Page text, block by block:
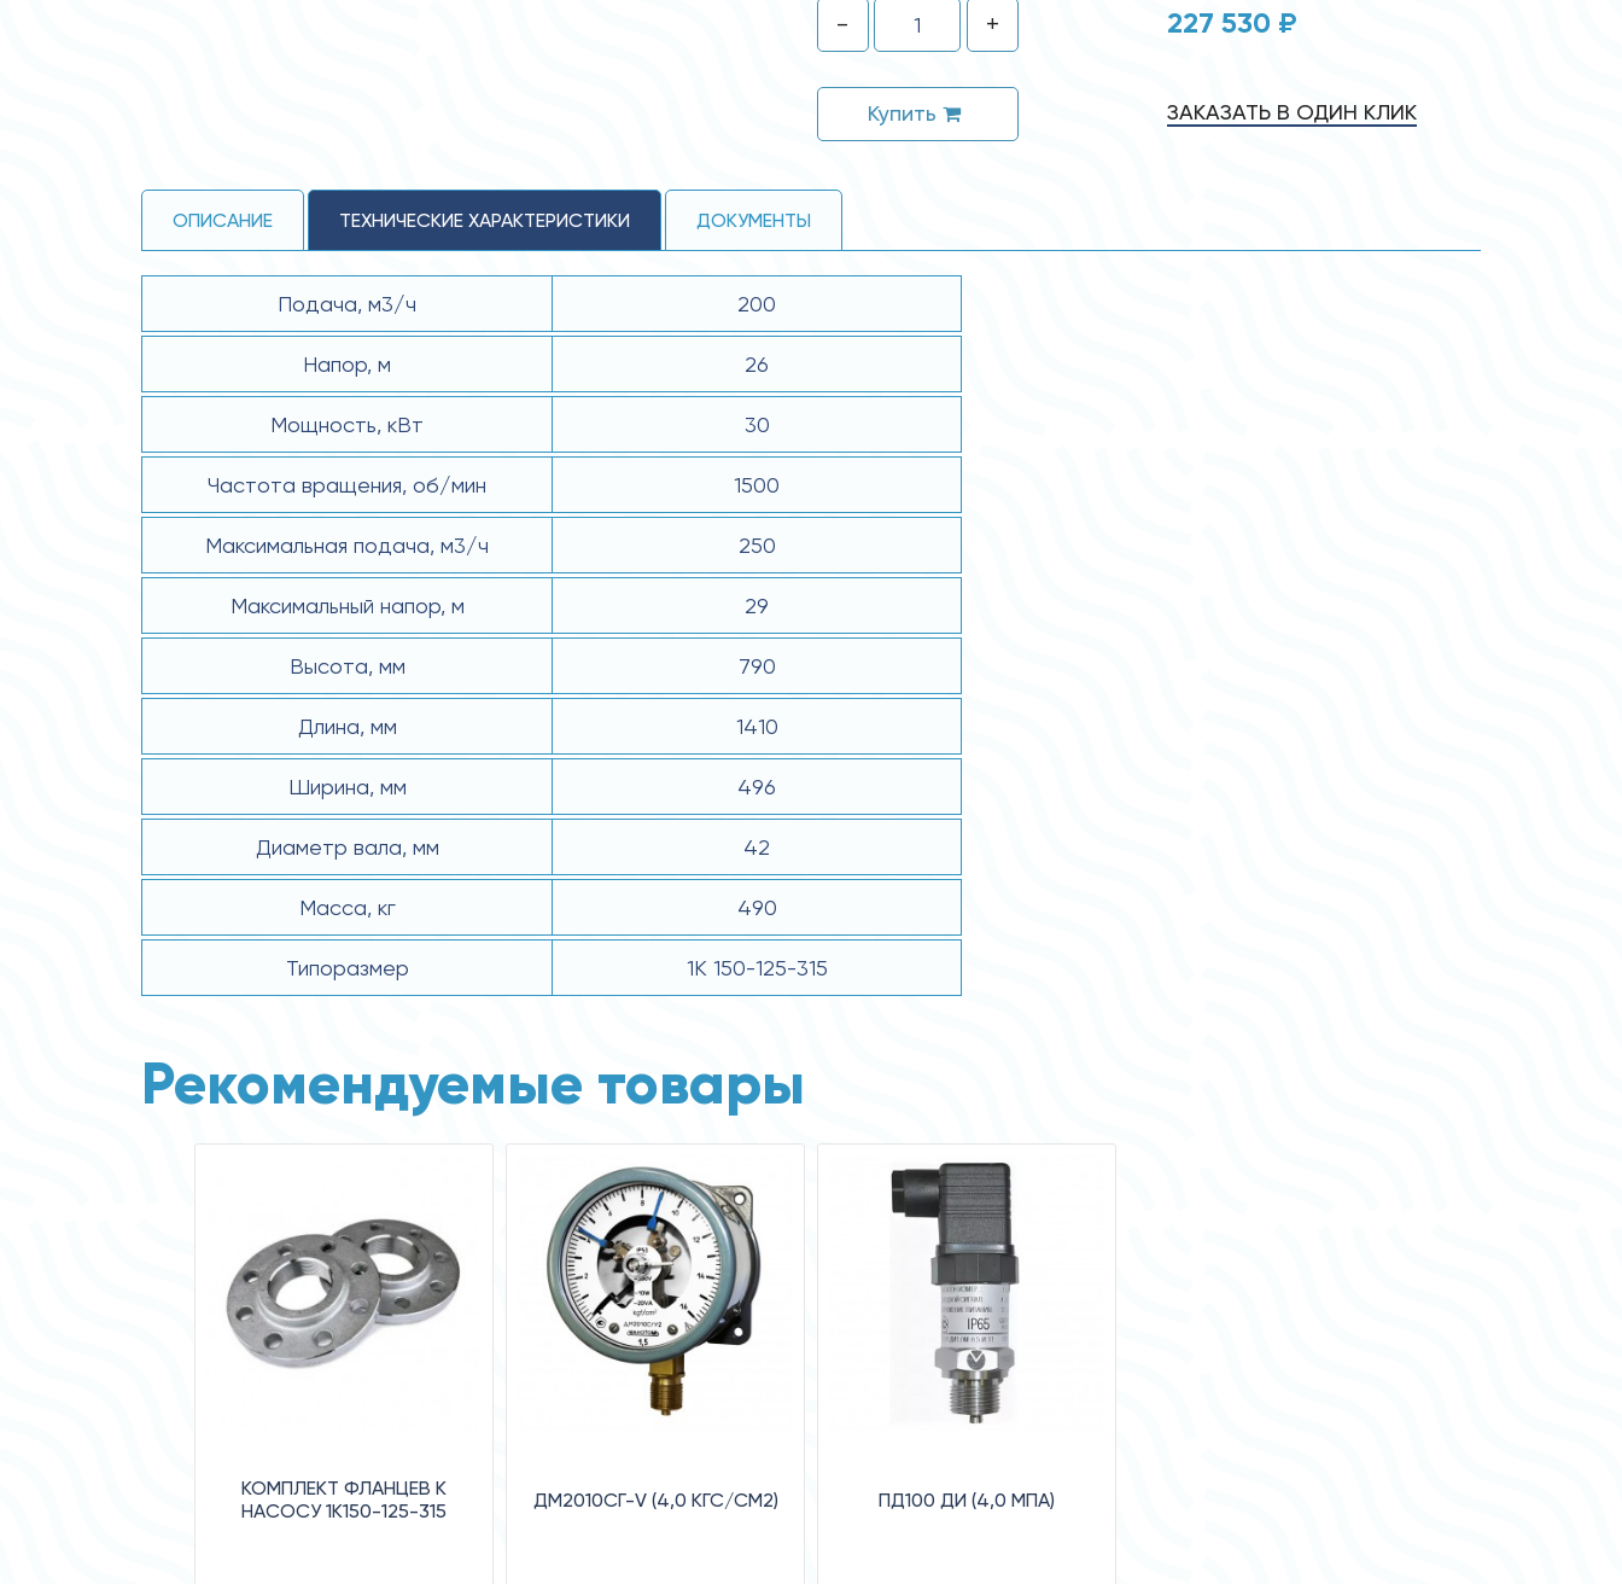
- +
Купить
227 530 ₽
ЗАКАЗАТЬ В ОДИН КЛИК
ОПИСАНИЕ ТЕХНИЧЕСКИЕ ХАРАКТЕРИСТИКИ ДОКУМЕНТЫ
Подача, м3/ч 200
Напор, м 26
Мощность, кВт 30
Частота вращения, об/мин 1500
Максимальная подача, м3/ч 250
Максимальный напор, м 29
Высота, мм 790
Длина, мм 1410
Ширина, мм 496
Диаметр вала, мм 42
Масса, кг 490
Типоразмер 1К 150-125-315
Рекомендуемые товары
КОМПЛЕКТ ФЛАНЦЕВ К
НАСОСУ 1К150-125-315
ДМ2010СГ-V (4,0 КГС/СМ2) ПД100 ДИ (4,0 МПА)